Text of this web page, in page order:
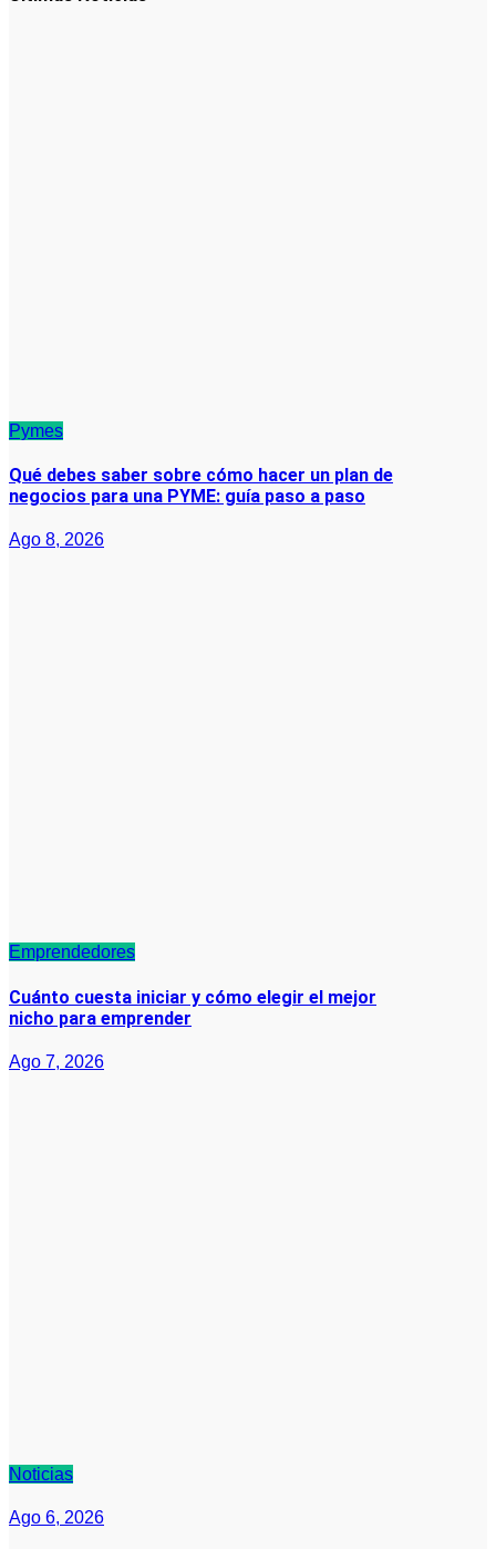
Pymes
Qué debes saber sobre cómo hacer un plan de
negocios para una PYME: guía paso a paso
Ago 8, 2026
Emprendedores
Cuánto cuesta iniciar y cómo elegir el mejor
nicho para emprender
Ago 7, 2026
Noticias
Ago 6, 2026